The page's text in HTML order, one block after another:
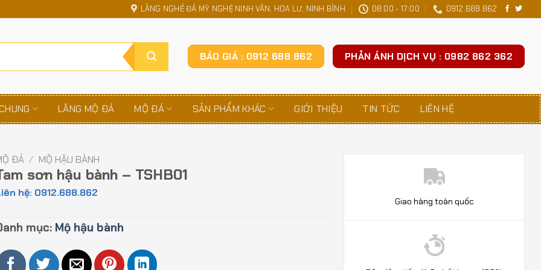
LÀNG NGHỀ ĐÁ MỸ NGHỆ NINH VÂN, HOA LƯ, NINH BÌNH 08:00 - 17:00 0912.688.862
BÁO GIÁ : 0912 688 862 PHẢN ÁNH DỊCH VỤ : 0982 862 362
LĂNG MỘ ĐÁ MỘ ĐÁ SẢN PHẨM KHÁC GIỚI THIỆU TIN TỨC LIÊN HỆ
ĐÁ / MỘ HẬU BÀNH
sơn hậu bành – TSHB01
hệ: 0912.688.862
mục: Mộ hậu bành
Giao hàng toàn quốc